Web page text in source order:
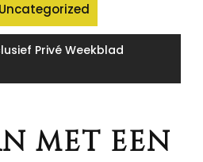
Uncategorized
Privé Weekblad
met een